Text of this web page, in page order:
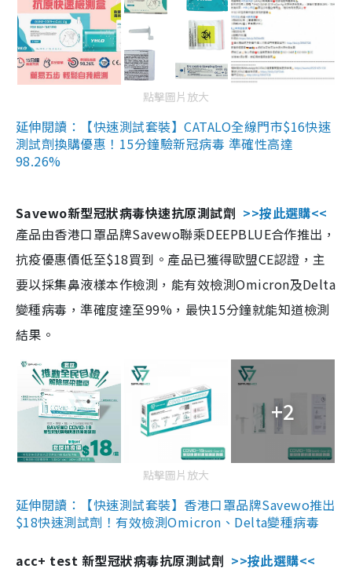
點擊圖片放大
延伸閱讀：【快速測試套裝】CATALO全線門市$16快速
測試劑換購優惠！15分鐘驗新冠病毒 準確性高達
98.26%
Savewo新型冠狀病毒快速抗原測試劑 >>按此選購<<
產品由香港口罩品牌Savewo聯乘DEEPBLUE合作推出，
抗疫優惠價低至$18買到。產品已獲得歐盟CE認證，主
要以採集鼻液樣本作檢測，能有效檢測Omicron及Delta
變種病毒，準確度達至99%，最快15分鐘就能知道檢測
結果。
+2
點擊圖片放大
延伸閱讀：【快速測試套裝】香港口罩品牌Savewo推出
$18快速測試劑！有效檢測Omicron、Delta變種病毒
acc+ test 新型冠狀病毒抗原測試劑 >>按此選購<<